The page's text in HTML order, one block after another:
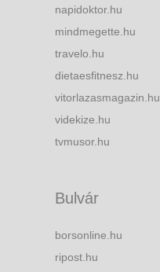
napidoktor.hu
mindmegette.hu
travelo.hu
dietaesfitnesz.hu
vitorlazasmagazin.hu
videkize.hu
tvmusor.hu
Bulvár
borsonline.hu
ripost.hu